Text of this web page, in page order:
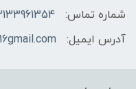
شماره تماس:
آدرس ایمیل: